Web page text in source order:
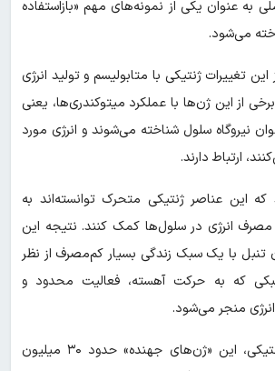
به عنوان یکی از نمونه‌های مهم «بازاستفاده
می‌شود.
تغییرات ژنتیکی با متابولیسم و تولید انرژی
از این ژن‌ها با عملکرد میتوکندری‌ها، یعنی
نیروگاه سلول شناخته می‌شوند و انرژی مورد
ارتباط دارند.
که این عناصر ژنتیکی متحرک توانسته‌اند به
مصرف انرژی در سلول‌ها کمک کنند. نتیجه این
تنبل با یک سبک زندگی بسیار کم‌مصرف از نظر
که به حرکت آهسته، فعالیت محدود و
منجر می‌شود.
براساس برآوردهای ژنتیکی، این «ژن‌های جهنده» حدود ۳۰ میلیون